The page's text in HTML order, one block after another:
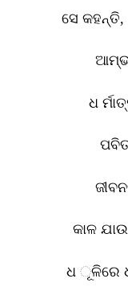
ସେ କହନ୍ତି,
ଧ
କାଳ
ଧ ୂଳିରେ